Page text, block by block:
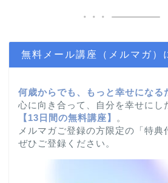
無料メール講座（メルマガ）
何歳からでも、もっと幸せになる
心に向き合って、自分を幸せにし
【 13日間の無料講座】
。
メルマガご登録の方限定の「特典
ぜひご登録ください。